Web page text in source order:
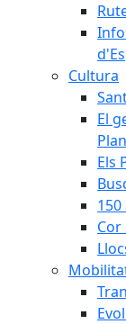
Cultura
El
Els
Cor